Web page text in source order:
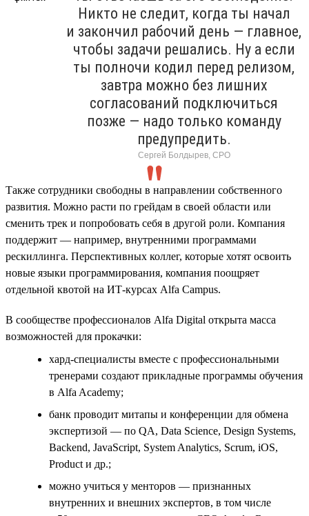
Никто не следит, когда ты начал
и закончил рабочий день — главное,
чтобы задачи решались. Ну а если
ты полночи кодил перед релизом,
завтра можно без лишних
согласований подключиться
позже — надо только команду
предупредить.
Сергей Болдырев, СРО
Также сотрудники свободны в направлении собственного
развития. Можно расти по грейдам в своей области или
сменить трек и попробовать себя в другой роли. Компания
поддержит — например, внутренними программами
рескиллинга. Перспективных коллег, которые хотят освоить
новые языки программирования, компания поощряет
отдельной квотой на ИТ-курсах Alfa Campus.
В сообществе профессионалов Alfa Digital открыта масса
возможностей для прокачки:
хард-специалисты вместе с профессиональными
тренерами создают прикладные программы обучения
в Alfa Academy;
банк проводит митапы и конференции для обмена
экспертизой — по QA, Data Science, Design Systems,
Backend, JavaScript, System Analytics, Scrum, iOS,
Product и др.;
можно учиться у менторов — признанных
внутренних и внешних экспертов, в том числе